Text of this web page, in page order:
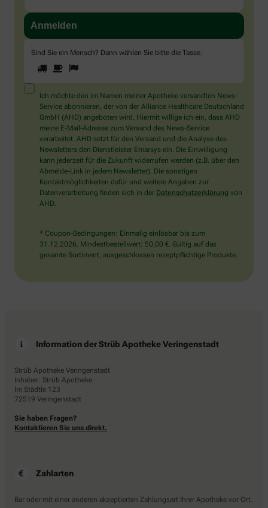
Sind Sie ein Mensch? Dann wählen Sie bitte die Tasse.
Sind
Sie
ein
Mensch?
Dann
wählen
Sie
bitte
die
Tasse.
1 2
Ich möchte den im Namen meiner Apotheke versandten News-
Service abonnieren, der von der Alliance Healthcare Deutschland
GmbH (AHD) angeboten wird. Hiermit willige ich ein, dass AHD
meine E-Mail-Adresse zum Versand des News-Service
verarbeitet. AHD setzt für den Versand und die Analyse des
Newsletters den Dienstleister Emarsys ein. Die Einwilligung
kann jederzeit für die Zukunft widerrufen werden (z.B. über den
Abmelde-Link in jedem Newsletter). Die sonstigen
Kontaktmöglichkeiten dafür und weitere Angaben zur
Datenverarbeitung finden sich in der Datenschutzerklärung von
AHD.
* Coupon-Bedingungen: Einmalig einlösbar bis zum
31.12.2026. Mindestbestellwert: 50,00 €. Gültig auf das
gesamte Sortiment, ausgeschlossen rezeptpflichtige Produkte.
Information der Strüb Apotheke Veringenstadt
Strüb Apotheke Veringenstadt
Inhaber: Strüb Apotheke
Im Städtle 123
72519 Veringenstadt
Sie haben Fragen?
Kontaktieren Sie uns direkt.
Zahlarten
Bar oder mit einer anderen akzeptierten Zahlungsart Ihrer Apotheke vor Ort.